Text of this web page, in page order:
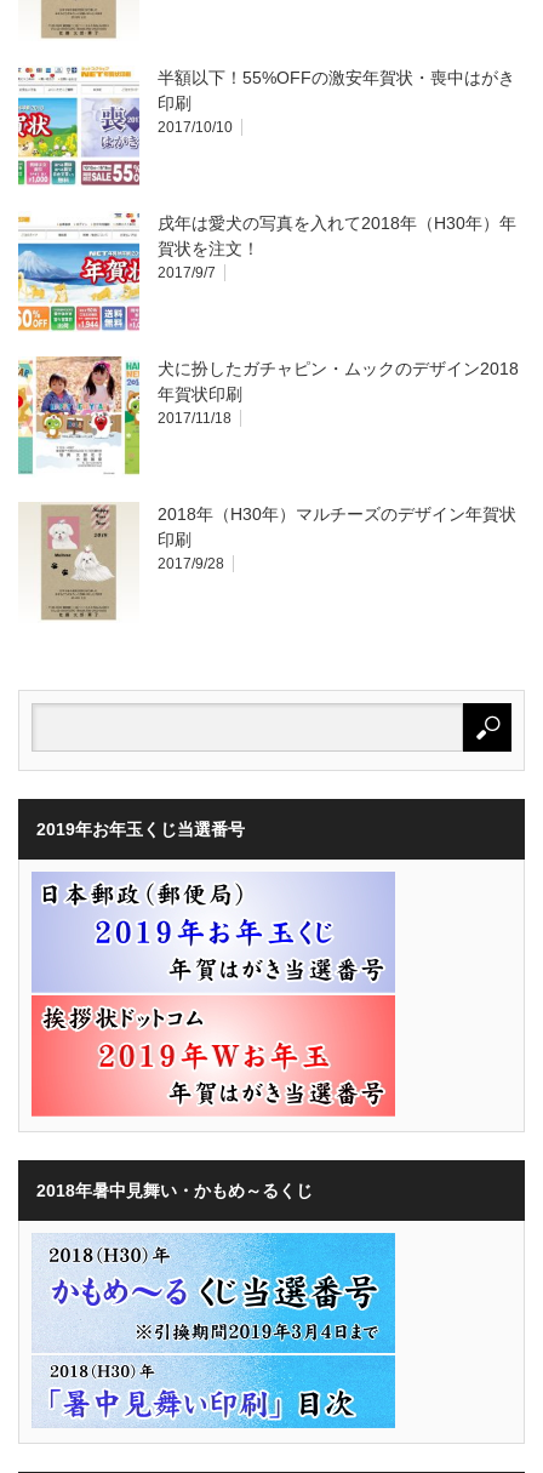
半額以下！55%OFFの激安年賀状・喪中はがき
印刷
2017/10/10
戌年は愛犬の写真を入れて2018年（H30年）年
賀状を注文！
2017/9/7
犬に扮したガチャピン・ムックのデザイン2018
年賀状印刷
2017/11/18
2018年（H30年）マルチーズのデザイン年賀状
印刷
2017/9/28
2019年お年玉くじ当選番号
2018年暑中見舞い・かもめ～るくじ